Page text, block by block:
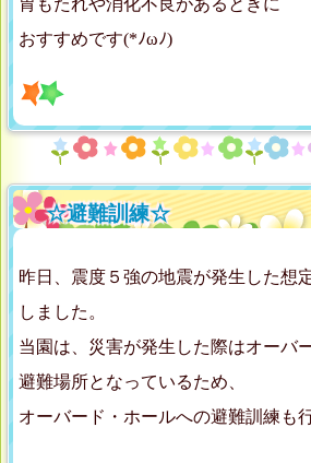
胃もたれや消化不良があるときに
おすすめです(*ﾉωﾉ)
☆避難訓練☆
昨日、震度５強の地震が発生した想
しました。
当園は、災害が発生した際はオーバ
避難場所となっているため、
オーバード・ホールへの避難訓練も